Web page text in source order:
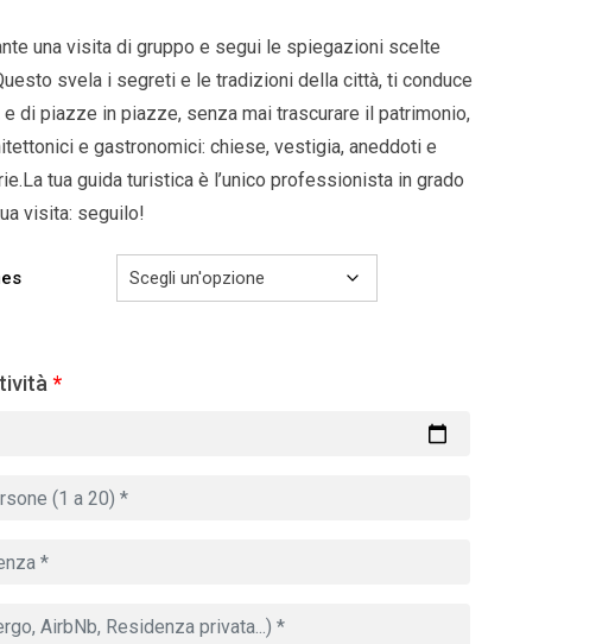
una visita di gruppo e segui le spiegazioni scelte
svela i segreti e le tradizioni della città, ti conduce
di piazze in piazze, senza mai trascurare il patrimonio,
e gastronomici: chiese, vestigia, aneddoti e
tua guida turistica è l’unico professionista in grado
visita: seguilo!
*